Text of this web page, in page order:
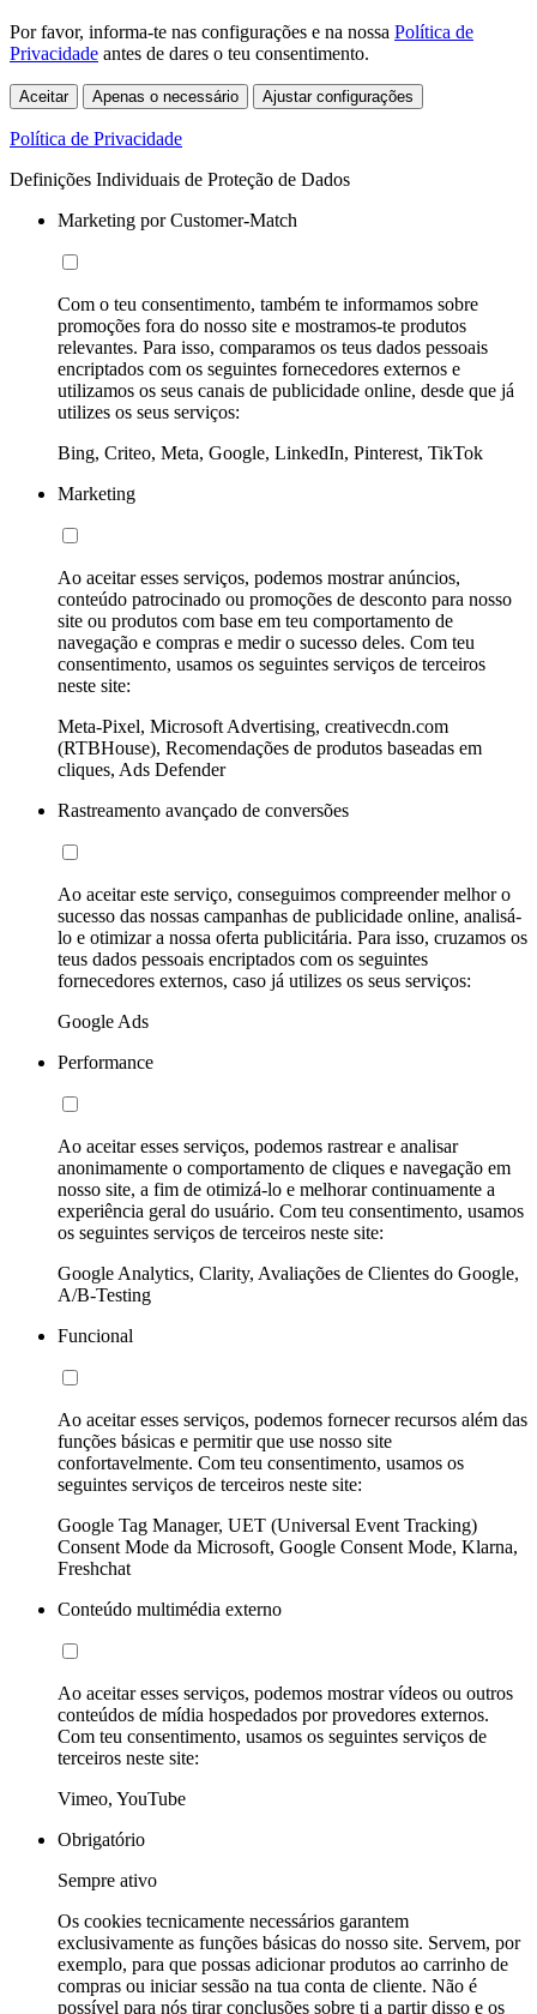
Por favor, informa-te nas configurações e na nossa Política de
Privacidade antes de dares o teu consentimento.
Aceitar Apenas o necessário Ajustar configurações
Política de Privacidade
Definições Individuais de Proteção de Dados
Marketing por Customer-Match
Com o teu consentimento, também te informamos sobre
promoções fora do nosso site e mostramos-te produtos
relevantes. Para isso, comparamos os teus dados pessoais
encriptados com os seguintes fornecedores externos e
utilizamos os seus canais de publicidade online, desde que já
utilizes os seus serviços:
Bing, Criteo, Meta, Google, LinkedIn, Pinterest, TikTok
Marketing
Ao aceitar esses serviços, podemos mostrar anúncios,
conteúdo patrocinado ou promoções de desconto para nosso
site ou produtos com base em teu comportamento de
navegação e compras e medir o sucesso deles. Com teu
consentimento, usamos os seguintes serviços de terceiros
neste site:
Meta-Pixel, Microsoft Advertising, creativecdn.com
(RTBHouse), Recomendações de produtos baseadas em
cliques, Ads Defender
Rastreamento avançado de conversões
Ao aceitar este serviço, conseguimos compreender melhor o
sucesso das nossas campanhas de publicidade online, analisá-
lo e otimizar a nossa oferta publicitária. Para isso, cruzamos os
teus dados pessoais encriptados com os seguintes
fornecedores externos, caso já utilizes os seus serviços:
Google Ads
Performance
Ao aceitar esses serviços, podemos rastrear e analisar
anonimamente o comportamento de cliques e navegação em
nosso site, a fim de otimizá-lo e melhorar continuamente a
experiência geral do usuário. Com teu consentimento, usamos
os seguintes serviços de terceiros neste site:
Google Analytics, Clarity, Avaliações de Clientes do Google,
A/B-Testing
Funcional
Ao aceitar esses serviços, podemos fornecer recursos além das
funções básicas e permitir que use nosso site
confortavelmente. Com teu consentimento, usamos os
seguintes serviços de terceiros neste site:
Google Tag Manager, UET (Universal Event Tracking)
Consent Mode da Microsoft, Google Consent Mode, Klarna,
Freshchat
Conteúdo multimédia externo
Ao aceitar esses serviços, podemos mostrar vídeos ou outros
conteúdos de mídia hospedados por provedores externos.
Com teu consentimento, usamos os seguintes serviços de
terceiros neste site:
Vimeo, YouTube
Obrigatório
Sempre ativo
Os cookies tecnicamente necessários garantem
exclusivamente as funções básicas do nosso site. Servem, por
exemplo, para que possas adicionar produtos ao carrinho de
compras ou iniciar sessão na tua conta de cliente. Não é
possível para nós tirar conclusões sobre ti a partir disso e os